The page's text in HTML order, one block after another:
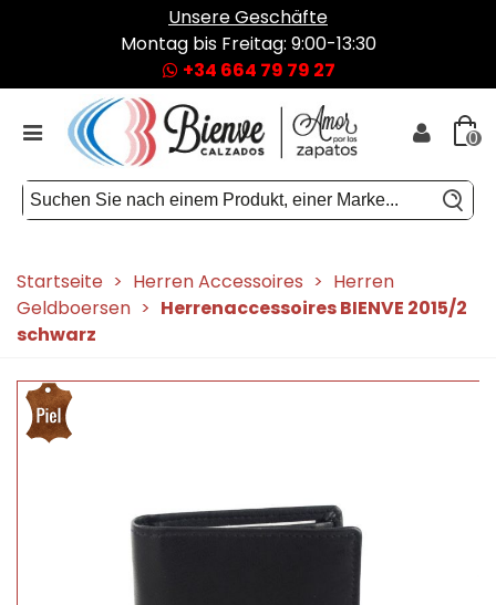
Unsere Geschäfte
Montag bis Freitag: 9:00-13:30
+34 664 79 79 27
0
Startseite > Herren Accessoires > Herren
Geldboersen > Herrenaccessoires BIENVE 2015/2
schwarz